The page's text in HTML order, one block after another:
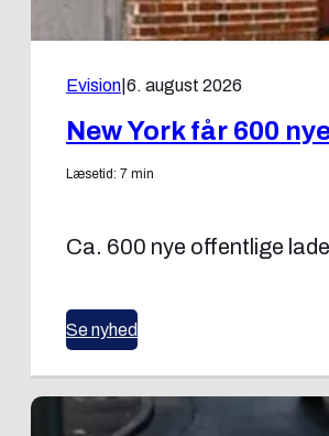
Evision 6. august 2026
New York får 600
Læsetid: 7 min
Ca. 600 nye offentlige
Se nyhed